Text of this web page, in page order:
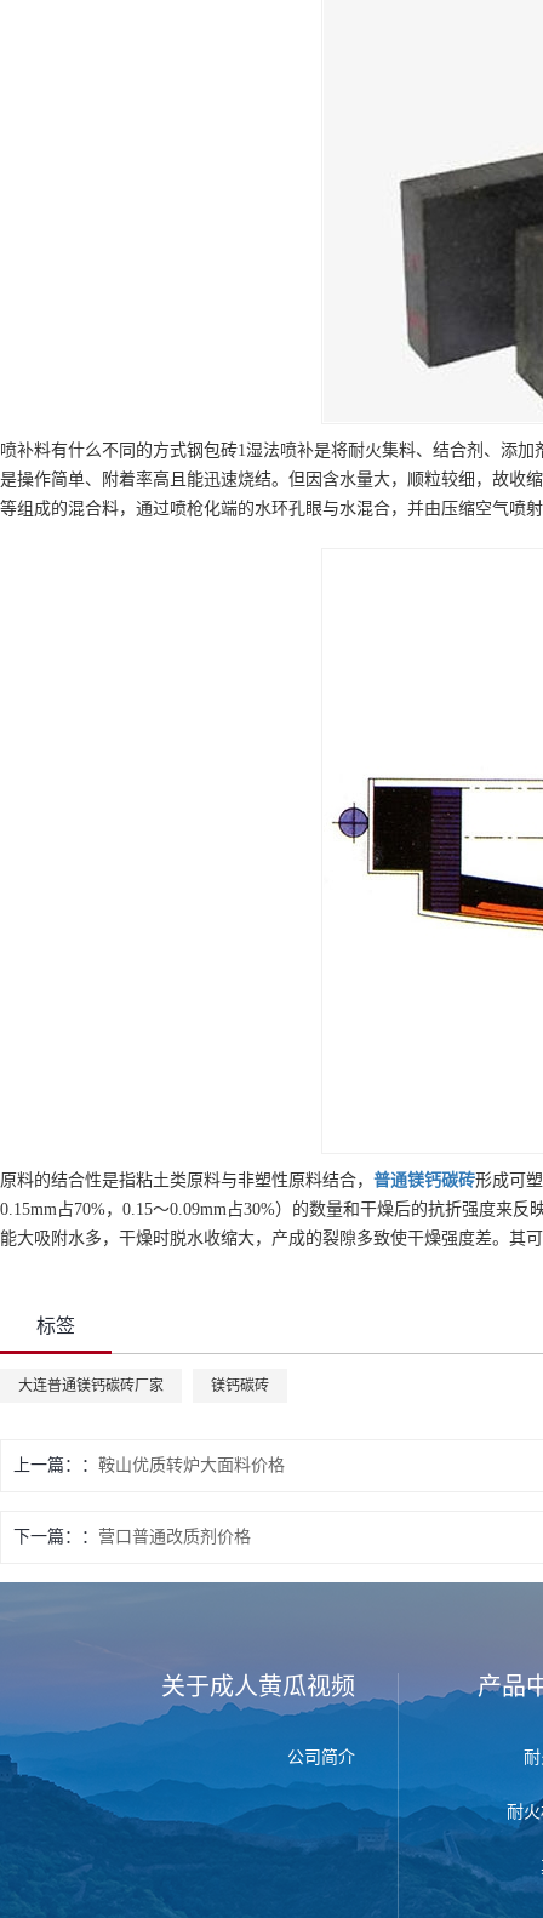
喷补料有什么不同的方式钢包砖1湿法喷补是将耐火集料、结合剂、添
是操作简单、附着率高且能迅速烧结。但因含水量大，顺粒较细，故收
等组成的混合料，通过喷枪化端的水环孔眼与水混合，并由压缩空气喷
原料的结合性是指粘土类原料与非塑性原料结合， 普通镁钙碳砖形成可
0.15mm占70%，0.15～0.09mm占30%）的数量和干燥后的抗折强度来反
能大吸附水多，干燥时脱水收缩大，产成的裂隙多致使干燥强度差。其
标签
大连普通镁钙碳砖厂家 镁钙碳砖
上一篇： 鞍山优质转炉大面料价格
下一篇： 营口普通改质剂价格
关于成人黄瓜视频
公司简介
产品
耐